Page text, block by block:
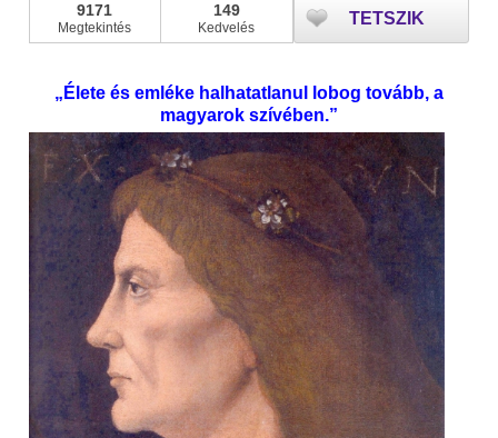
9171
Megtekintés
149
Kedvelés TETSZIK
„Élete és emléke halhatatlanul lobog tovább, a
magyarok szívében.”